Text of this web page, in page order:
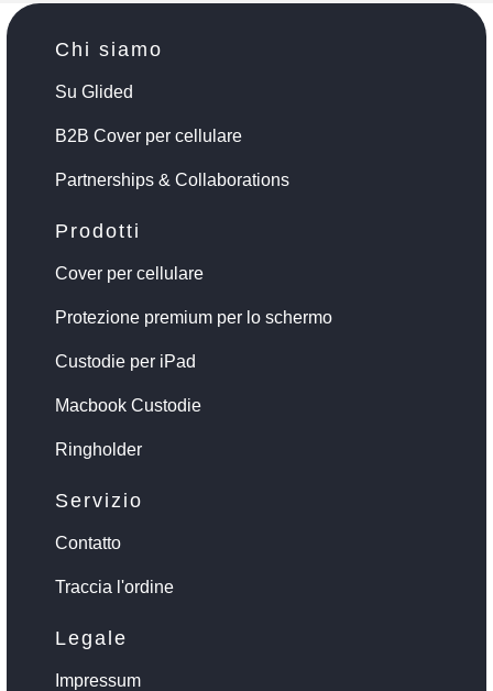
Chi siamo
Su Glided
B2B Cover per cellulare
Partnerships & Collaborations
Prodotti
Cover per cellulare
Protezione premium per lo schermo
Custodie per iPad
Macbook Custodie
Ringholder
Servizio
Contatto
Traccia l'ordine
Legale
Impressum